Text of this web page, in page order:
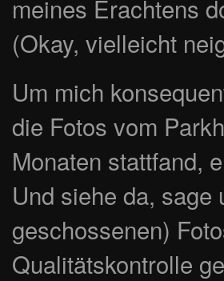
meines Erachtens
(Okay, vielleicht
Um mich
die Fotos vom
Monaten stattfand,
Und siehe da,
geschossenen)
Qualitätskontrolle